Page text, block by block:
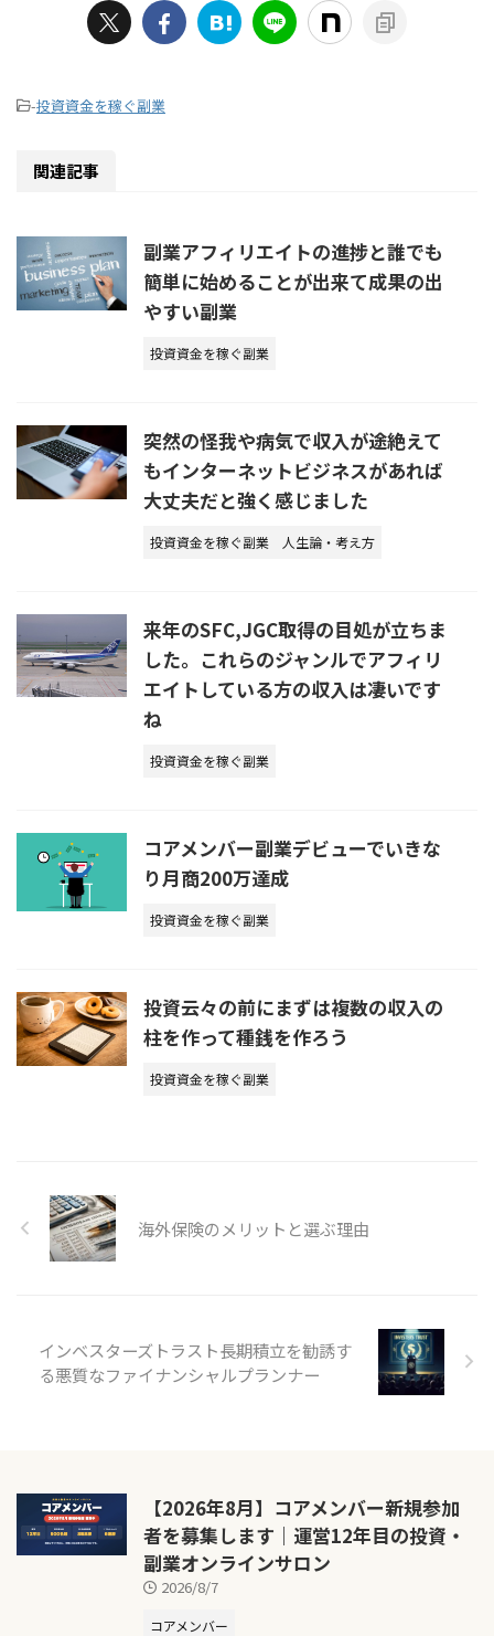
-投資資金を稼ぐ副業
関連記事
副業アフィリエイトの進捗と誰でも
簡単に始めることが出来て成果の出
やすい副業
投資資金を稼ぐ副業
突然の怪我や病気で収入が途絶えて
もインターネットビジネスがあれば
大丈夫だと強く感じました
投資資金を稼ぐ副業 人生論・考え方
来年のSFC,JGC取得の目処が立ちま
した。これらのジャンルでアフィリ
エイトしている方の収入は凄いです
ね
投資資金を稼ぐ副業
コアメンバー副業デビューでいきな
り月商200万達成
投資資金を稼ぐ副業
投資云々の前にまずは複数の収入の
柱を作って種銭を作ろう
投資資金を稼ぐ副業
海外保険のメリットと選ぶ理由
インベスターズトラスト長期積立を勧誘す
る悪質なファイナンシャルプランナー
【2026年8月】コアメンバー新規参加
者を募集します｜運営12年目の投資・
副業オンラインサロン
2026/8/7
コアメンバー